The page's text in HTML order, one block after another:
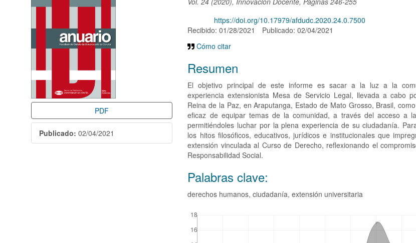
del
artículo
PDF
Publicado: 02/04/2021
artículohttps://doi.org/10.17979/afdudc.2020.24.0.7500
Recibido: 01/28/2021
Publicado: 02/04/2021
Cómo citar
Resumen
El objetivo principal de este informe es sacar a la luz a la
experiencia extensionista Mesa de Servicio Legal, llevada a cabo
Reina de la Paz, en Araputanga, Estado de Mato Grosso, Brasil,
eficaz de equipar temas de la comunidad, a través del acceso a
permitiéndoles luchar por la plena experiencia de su ciudadanía.
los hitos filosóficos, educativos, jurídicos e institucionales que
extensión vinculada al Curso de Derecho, reflexionando el
Responsabilidad Social.
Palabras clave:
derechos humanos, ciudadanía, extensión universitaria